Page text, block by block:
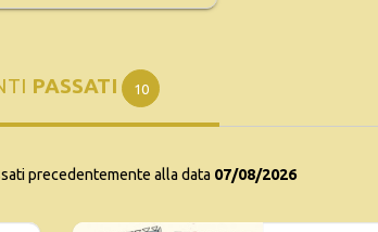
PASSATI 10
precedentemente alla data 07/08/2026